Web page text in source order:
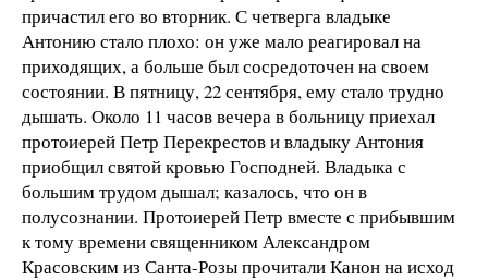
причастил его во вторник. С четверга владыке
Антонию стало плохо: он уже мало реагировал на
приходящих, а больше был сосредоточен на своем
состоянии. В пятницу, 22 сентября, ему стало трудно
дышать. Около 11 часов вечера в больницу приехал
протоиерей Петр Перекрестов и владыку Антония
приобщил святой кровью Господней. Владыка с
большим трудом дышал; казалось, что он в
полусознании. Протоиерей Петр вместе с прибывшим
к тому времени священником Александром
Красовским из Санта-Розы прочитали Канон на исход